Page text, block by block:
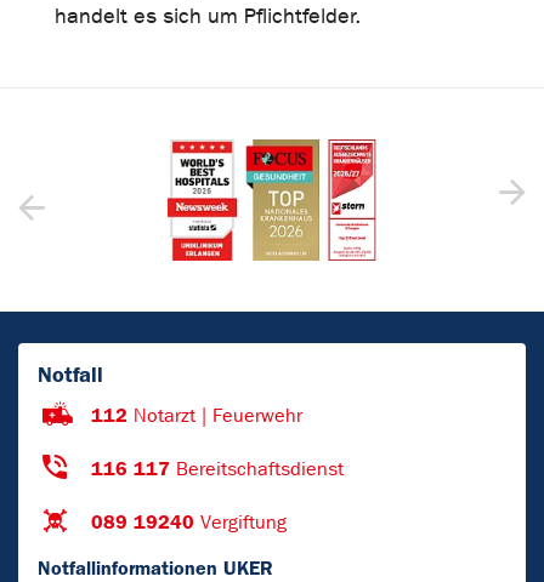
handelt es sich um Pflichtfelder.
Notfall
112 Notarzt | Feuerwehr
116 117 Bereitschaftsdienst
089 19240 Vergiftung
Notfallinformationen UKER